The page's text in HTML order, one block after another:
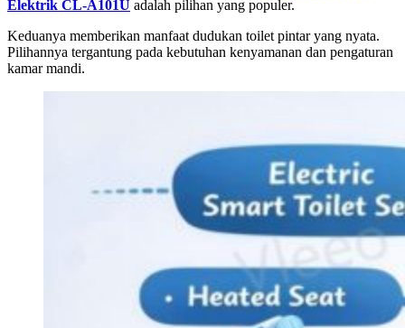
Elektrik CL-A101U adalah pilihan yang populer.
Keduanya memberikan manfaat dudukan toilet pintar yang nyata.
Pilihannya tergantung pada kebutuhan kenyamanan dan pengaturan
kamar mandi.